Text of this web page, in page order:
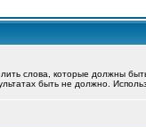
слова, которые должны
быть не должно.